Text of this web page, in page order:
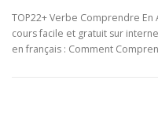
TOP22+ Verbe Comprendre
cours facile et gratuit sur
en français : Comment